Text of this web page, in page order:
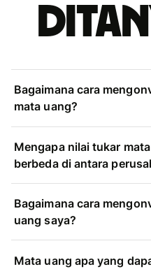
Bagaimana cara
mata uang?
Mengapa nilai tukar
berbeda di antara
Bagaimana cara
uang saya?
Mata uang apa yang